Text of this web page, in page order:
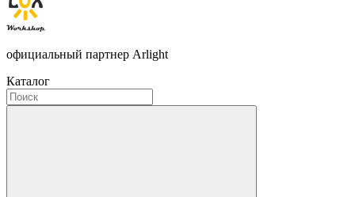
официальный партнер Arlight
Каталог